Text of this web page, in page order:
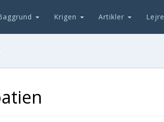
Krigen Artikler Lejre